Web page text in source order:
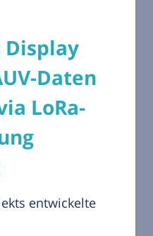
Display
Daten
LoRa-
entwickelte